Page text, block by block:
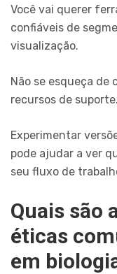
Você vai querer
confiáveis de
visualização.
Não se esqueça de
recursos de suporte.
Experimentar
pode ajudar a ver
seu fluxo de
Quais são
éticas
em